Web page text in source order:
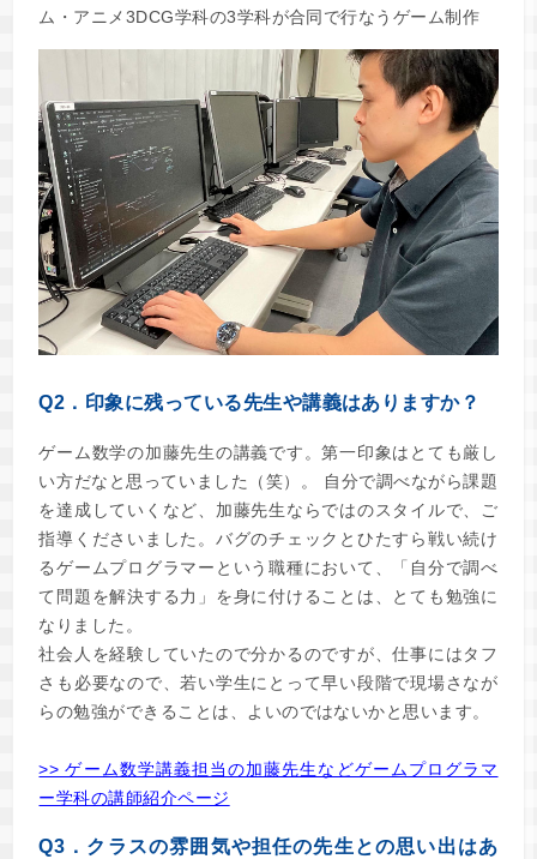
ム・アニメ3DCG学科の3学科が合同で行なうゲーム制作
Q2．印象に残っている先生や講義はありますか？
ゲーム数学の加藤先生の講義です。第一印象はとても厳し
い方だなと思っていました（笑）。 自分で調べながら課題
を達成していくなど、加藤先生ならではのスタイルで、ご
指導くださいました。バグのチェックとひたすら戦い続け
るゲームプログラマーという職種において、「自分で調べ
て問題を解決する力」を身に付けることは、とても勉強に
なりました。
社会人を経験していたので分かるのですが、仕事にはタフ
さも必要なので、若い学生にとって早い段階で現場さなが
らの勉強ができることは、よいのではないかと思います。
>> ゲーム数学講義担当の加藤先生などゲームプログラマ
ー学科の講師紹介ページ
Q3．クラスの雰囲気や担任の先生との思い出はあ